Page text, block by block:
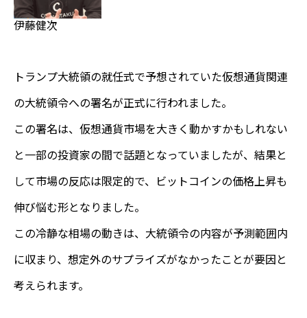
伊藤健次
トランプ大統領の就任式で予想されていた仮想通貨関連
の大統領令への署名が正式に行われました。
この署名は、仮想通貨市場を大きく動かすかもしれない
と一部の投資家の間で話題となっていましたが、結果と
して市場の反応は限定的で、ビットコインの価格上昇も
伸び悩む形となりました。
この冷静な相場の動きは、大統領令の内容が予測範囲内
に収まり、想定外のサプライズがなかったことが要因と
考えられます。